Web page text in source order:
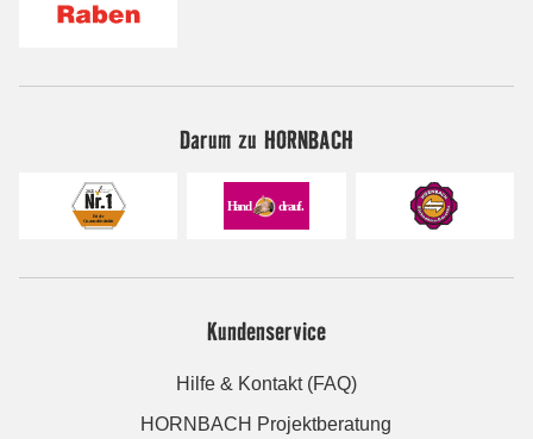
Darum zu HORNBACH
Kundenservice
Hilfe & Kontakt (FAQ)
HORNBACH Projektberatung